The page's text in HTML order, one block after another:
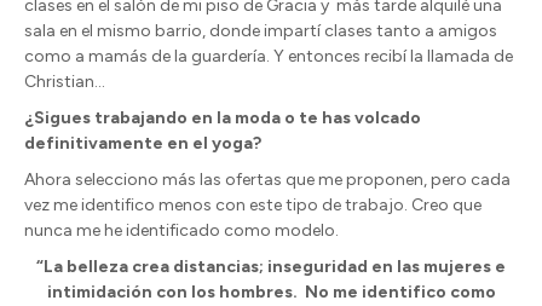
clases en el salón de mi piso de Gracia y más tarde alquilé una
sala en el mismo barrio, donde impartí clases tanto a amigos
como a mamás de la guardería. Y entonces recibí la llamada de
Christian…
¿Sigues trabajando en la moda o te has volcado
definitivamente en el yoga?
Ahora selecciono más las ofertas que me proponen, pero cada
vez me identifico menos con este tipo de trabajo. Creo que
nunca me he identificado como modelo.
“La belleza crea distancias; inseguridad en las mujeres e
intimidación con los hombres. No me identifico como